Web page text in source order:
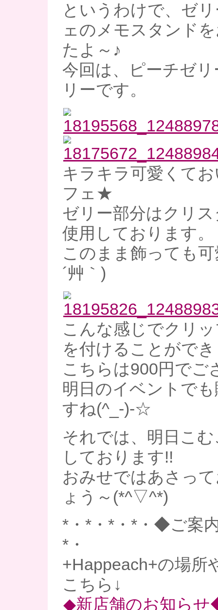
というわけで、ゼ
ェのメモスタンド
たよ～♪
今回は、ピーチゼ
リーです。
キラキラ可愛くて
フェ★
ゼリー部分はクリ
使用しております。
このまま飾っても
´艸｀)
こんな感じでクリ
を付けることがで
こちらは900円でご
明日のイベントで
すね(^_-)-☆
それでは、明日こ
しております!!
おみせではあさっ
ょう～(*^▽^*)
*・*・*・*・◆ご案
*・
+Happeach+の場所
こちら↓
◆新店舗のお知ら